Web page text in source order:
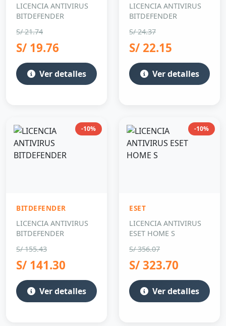
LICENCIA ANTIVIRUS
BITDEFENDER
S/ 21.74
S/ 19.76
Ver detalles
LICENCIA ANTIVIRUS
BITDEFENDER
S/ 24.37
S/ 22.15
Ver detalles
-10%
BITDEFENDER
LICENCIA ANTIVIRUS
BITDEFENDER
S/ 155.43
S/ 141.30
Ver detalles
-10%
ESET
LICENCIA ANTIVIRUS
ESET HOME S
S/ 356.07
S/ 323.70
Ver detalles